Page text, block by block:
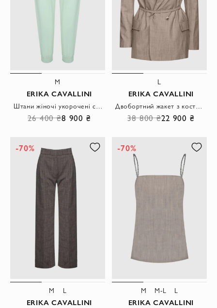
M
ERIKA CAVALLINI
Штани жіночі укорочені світло-зелені
26 400 ₴8 900 ₴
L
ERIKA CAVALLINI
Двобортний жакет з костюмної тканини з поясом на талії
38 800 ₴22 900 ₴
-70%
M L
ERIKA CAVALLINI
-70%
M M-L L
ERIKA CAVALLINI